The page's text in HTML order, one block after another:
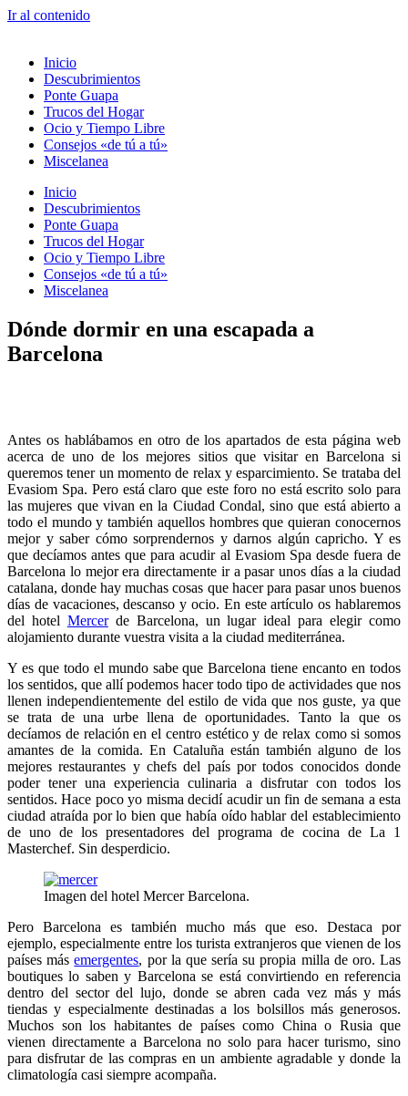
Ir al contenido
Inicio
Descubrimientos
Ponte Guapa
Trucos del Hogar
Ocio y Tiempo Libre
Consejos «de tú a tú»
Miscelanea
Inicio
Descubrimientos
Ponte Guapa
Trucos del Hogar
Ocio y Tiempo Libre
Consejos «de tú a tú»
Miscelanea
Dónde dormir en una escapada a
Barcelona
Antes os hablábamos en otro de los apartados de esta página web
acerca de uno de los mejores sitios que visitar en Barcelona si
queremos tener un momento de relax y esparcimiento. Se trataba del
Evasiom Spa. Pero está claro que este foro no está escrito solo para
las mujeres que vivan en la Ciudad Condal, sino que está abierto a
todo el mundo y también aquellos hombres que quieran conocernos
mejor y saber cómo sorprendernos y darnos algún capricho. Y es
que decíamos antes que para acudir al Evasiom Spa desde fuera de
Barcelona lo mejor era directamente ir a pasar unos días a la ciudad
catalana, donde hay muchas cosas que hacer para pasar unos buenos
días de vacaciones, descanso y ocio. En este artículo os hablaremos
del hotel Mercerde Barcelona, un lugar ideal para elegir como
alojamiento durante vuestra visita a la ciudad mediterránea.
Y es que todo el mundo sabe que Barcelona tiene encanto en todos
los sentidos, que allí podemos hacer todo tipo de actividades que nos
llenen independientemente del estilo de vida que nos guste, ya que
se trata de una urbe llena de oportunidades. Tanto la que os
decíamos de relación en el centro estético y de relax como si somos
amantes de la comida. En Cataluña están también alguno de los
mejores restaurantes y chefs del país por todos conocidos donde
poder tener una experiencia culinaria a disfrutar con todos los
sentidos. Hace poco yo misma decidí acudir un fin de semana a esta
ciudad atraída por lo bien que había oído hablar del establecimiento
de uno de los presentadores del programa de cocina de La 1
Masterchef. Sin desperdicio.
Imagen del hotel Mercer Barcelona.
Pero Barcelona es también mucho más que eso. Destaca por
ejemplo, especialmente entre los turista extranjeros que vienen de los
países másemergentes, por la que sería su propia milla de oro. Las
boutiques lo saben y Barcelona se está convirtiendo en referencia
dentro del sector del lujo, donde se abren cada vez más y más
tiendas y especialmente destinadas a los bolsillos más generosos.
Muchos son los habitantes de países como China o Rusia que
vienen directamente a Barcelona no solo para hacer turismo, sino
para disfrutar de las compras en un ambiente agradable y donde la
climatología casi siempre acompaña.